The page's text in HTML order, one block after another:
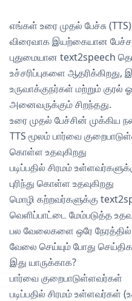
எங்கள் உரை முதல் பேச்சு
விரைவாக இயற்கையான
புதுமையான text2speech
உச்சரிப்புகளை
உருவாக்குநர்கள் மற்றும்
அனைவருக்கும் சிறந்தது.
உரை முதல் பேச்சின் முக்கிய
TTS மூலம் பார்வை
கொள்ள உதவுகிறது
படிப்பதில் சிரமம்
புரிந்து கொள்ள உதவுகிறது
மொழி கற்றவர்களுக்கு
வெளிப்பாட்டை மேம்படுத்த
பல வேலைகளை ஒரே நேரத்தில்
வேலை செய்யும் போது
இது யாருக்காக?
பார்வை குறைபாடுள்ளவர்கள்
படிப்பதில் சிரமம் உள்ளவர்கள்